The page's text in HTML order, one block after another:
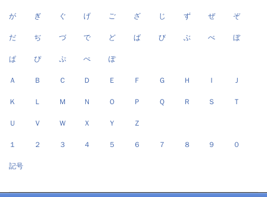
が ぎ ぐ げ ご ざ じ ず ぜ ぞ
だ ぢ づ で ど ば び ぶ べ ぼ
ぱ ぴ ぷ ぺ ぽ
Ａ Ｂ Ｃ Ｄ Ｅ Ｆ Ｇ Ｈ Ｉ Ｊ
Ｋ Ｌ Ｍ Ｎ Ｏ Ｐ Ｑ Ｒ Ｓ Ｔ
Ｕ Ｖ Ｗ Ｘ Ｙ Ｚ
１ ２ ３ ４ ５ ６ ７ ８ ９ ０
記号